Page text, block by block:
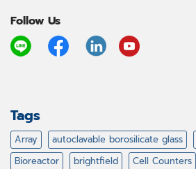
Follow Us
Tags
Array autoclavable borosilicate glass
Bioreactor
brightfield Cell Counters